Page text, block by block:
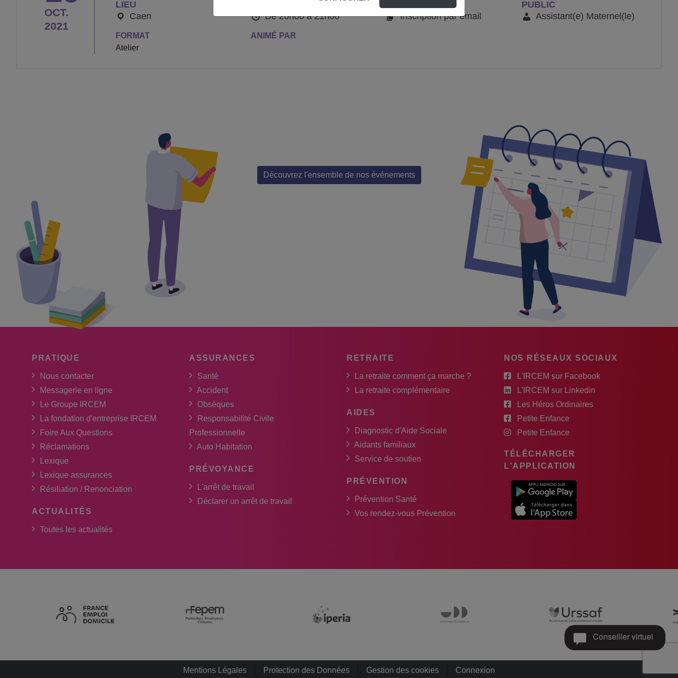
OCT.
2021
LIEU
Caen
De 20h00 à 21h00
Inscription par email
PUBLIC
Assistant(e) Maternel(le)
FORMAT
Atelier
ANIMÉ PAR
Découvrez l'ensemble de nos événements
PRATIQUE
Nous contacter
Messagerie en ligne
Le Groupe IRCEM
La fondation d'entreprise IRCEM
Foire Aux Questions
Réclamations
Lexique
Lexique assurances
Résiliation / Renonciation
ACTUALITÉS
Toutes les actualités
ASSURANCES
Santé
Accident
Obsèques
Responsabilité Civile
Professionnelle
Auto Habitation
PRÉVOYANCE
L'arrêt de travail
Déclarer un arrêt de travail
RETRAITE
La retraite comment ça marche ?
La retraite complémentaire
AIDES
Diagnostic d'Aide Sociale
Aidants familiaux
Service de soutien
PRÉVENTION
Prévention Santé
Vos rendez-vous Prévention
NOS RÉSEAUX SOCIAUX
L'IRCEM sur Facebook
L'IRCEM sur Linkedin
Les Héros Ordinaires
Petite Enfance
Petite Enfance
TÉLÉCHARGER
L'APPLICATION
Conseiller virtuel
Mentions Légales Protection des Données Gestion des cookies Connexion